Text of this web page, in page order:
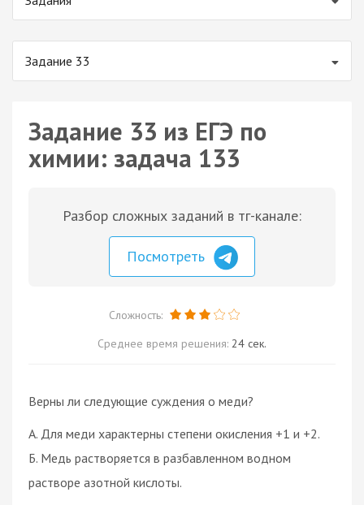
Задание 33
Задание 33 из ЕГЭ по
химии: задача 133
Разбор сложных заданий в тг-канале:
Посмотреть
Сложность:
Среднее время решения: 24 сек.
Верны ли следующие суждения о меди?
А. Для меди характерны степени окисления +1 и +2.
Б. Медь растворяется в разбавленном водном
растворе азотной кислоты.